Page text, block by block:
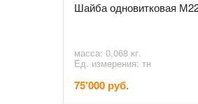
Шайба одновитковая
масса: 0,068 кг.
Ед. измерения: тн
75'000 руб.